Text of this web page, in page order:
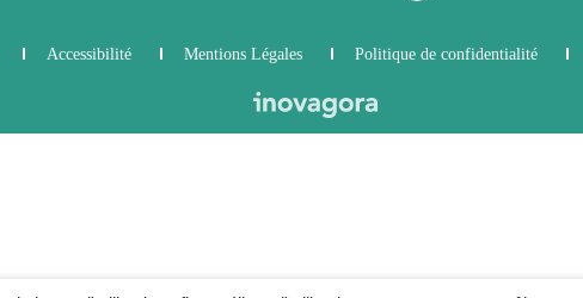
Accessibilité Mentions Légales Politique de confidentialité